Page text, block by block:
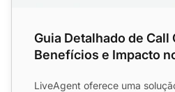
Guia Detalhado de Call
Benefícios e Impacto
LiveAgent oferece uma